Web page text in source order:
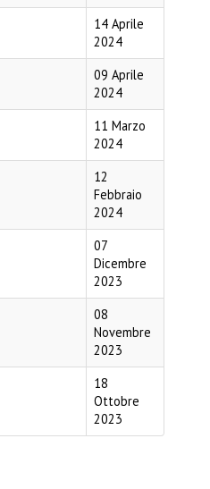
14 Aprile
2024
09 Aprile
2024
11 Marzo
2024
12
Febbraio
2024
07
Dicembre
2023
08
Novembre
2023
18
Ottobre
2023